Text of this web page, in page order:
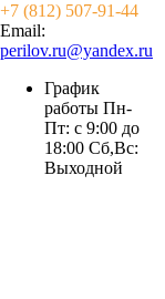
+7 (812) 507-91-44
Email:
perilov.ru@yandex.ru
График
работы Пн-
Пт: с 9:00 до
18:00 Сб,Вс:
Выходной